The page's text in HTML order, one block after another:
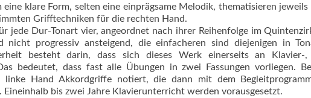
eine klare Form, selten eine einprägsame Melodik, thematisieren
Grifftechniken für die rechten Hand.
jede Dur-Tonart vier, angeordnet nach ihrer Reihenfolge im
nicht progressiv ansteigend, die einfacheren sind diejenigen in
besteht darin, dass sich dieses Werk einerseits an Klavier-,
bedeutet, dass fast alle Übungen in zwei Fassungen vorliegen.
Hand Akkordgriffe notiert, die dann mit dem
Eineinhalb bis zwei Jahre Klavierunterricht werden vorausgesetzt.